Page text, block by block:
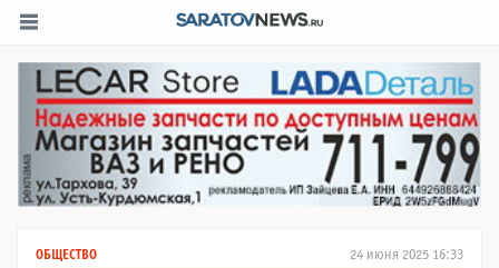
24 июня 2025 16:33
ОБЩЕСТВО